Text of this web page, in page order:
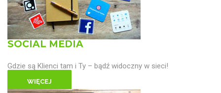
SOCIAL MEDIA
Gdzie są Klienci tam i Ty – bądź widoczny w sieci!
WIĘCEJ